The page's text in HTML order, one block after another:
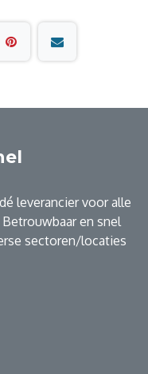
leverancier voor alle
en snel
sectoren/locaties